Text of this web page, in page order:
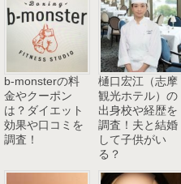
b-monsterの料
金やクーポン
は？ダイエット
効果や口コミを
調査！
樋口宏江（志摩
観光ホテル）の
出身校や経歴を
調査！夫と結婚
して子供がい
る？